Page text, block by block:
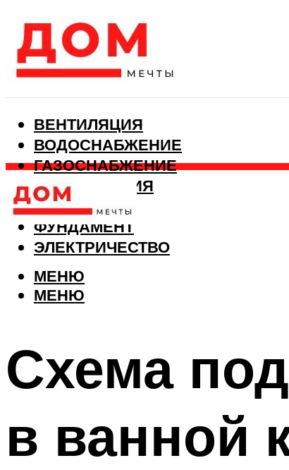
ВЕНТИЛЯЦИЯ
ВОДОСНАБЖЕНИЕ
ГАЗОСНАБЖЕНИЕ
КАНАЛИЗАЦИЯ
ОТОПЛЕНИЕ
ФУНДАМЕНТ
ЭЛЕКТРИЧЕСТВО
МЕНЮ
МЕНЮ
Схема
в ванной